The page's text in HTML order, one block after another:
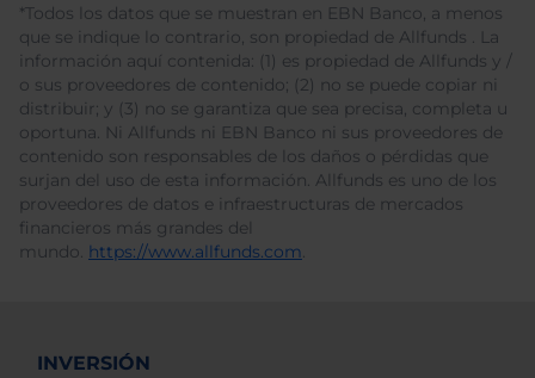
*Todos los datos que se muestran en EBN Banco, a menos
que se indique lo contrario, son propiedad de Allfunds . La
información aquí contenida: (1) es propiedad de Allfunds y /
o sus proveedores de contenido; (2) no se puede copiar ni
distribuir; y (3) no se garantiza que sea precisa, completa u
oportuna. Ni Allfunds ni EBN Banco ni sus proveedores de
contenido son responsables de los daños o pérdidas que
surjan del uso de esta información. Allfunds es uno de los
proveedores de datos e infraestructuras de mercados
financieros más grandes del
mundo. https://www.allfunds.com.
INVERSIÓN